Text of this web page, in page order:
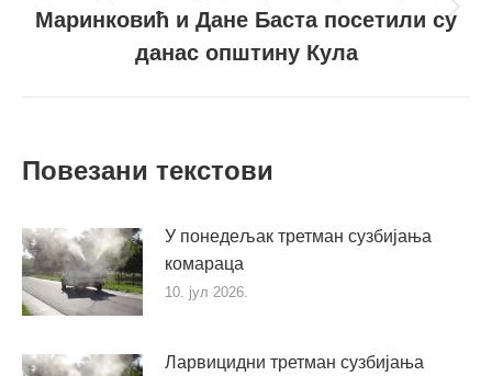
Следећи
пост
Маринковић и Дане Баста посетили су
данас општину Кула
Повезани текстови
У понедељак третман сузбијања
комараца
10. јул 2026.
Ларвицидни третман сузбијања